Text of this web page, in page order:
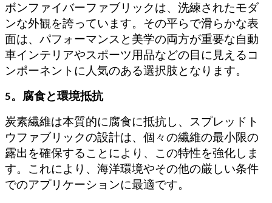
ボンファイバーファブリックは、洗練されたモダ
ンな外観を誇っています。その平らで滑らかな表
面は、パフォーマンスと美学の両方が重要な自動
車インテリアやスポーツ用品などの目に見えるコ
ンポーネントに人気のある選択肢となります。
5。腐食と環境抵抗
炭素繊維は本質的に腐食に抵抗し、スプレッドト
ウファブリックの設計は、個々の繊維の最小限の
露出を確保することにより、この特性を強化しま
す。これにより、海洋環境やその他の厳しい条件
でのアプリケーションに最適です。